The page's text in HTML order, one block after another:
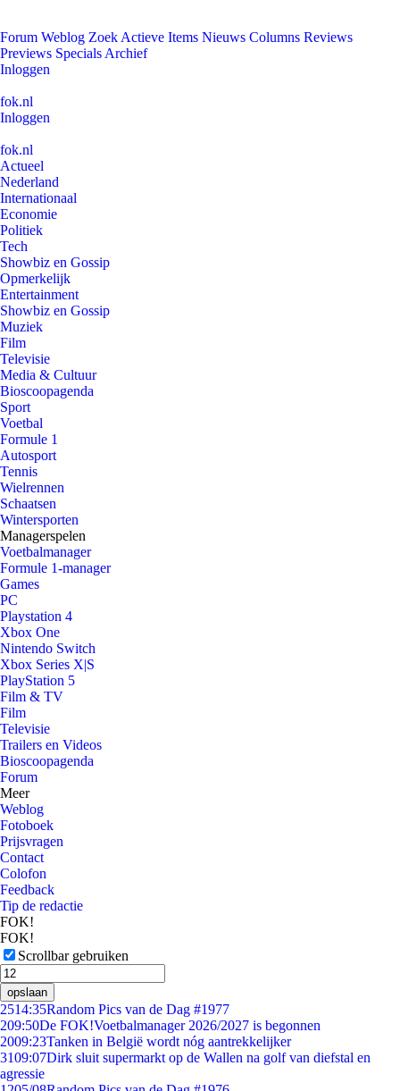
Forum Weblog Zoek Actieve Items Nieuws Columns Reviews
Previews Specials Archief
Inloggen
fok.nl
Inloggen
fok.nl
Actueel
Nederland
Internationaal
Economie
Politiek
Tech
Showbiz en Gossip
Opmerkelijk
Entertainment
Showbiz en Gossip
Muziek
Film
Televisie
Media & Cultuur
Bioscoopagenda
Sport
Voetbal
Formule 1
Autosport
Tennis
Wielrennen
Schaatsen
Wintersporten
Managerspelen
Voetbalmanager
Formule 1-manager
Games
PC
Playstation 4
Xbox One
Nintendo Switch
Xbox Series X|S
PlayStation 5
Film & TV
Film
Televisie
Trailers en Videos
Bioscoopagenda
Forum
Meer
Weblog
Fotoboek
Prijsvragen
Contact
Colofon
Feedback
Tip de redactie
FOK!
FOK!
Scrollbar gebruiken
opslaan
2514:35Random Pics van de Dag #1977
209:50De FOK!Voetbalmanager 2026/2027 is begonnen
2009:23Tanken in België wordt nóg aantrekkelijker
3109:07Dirk sluit supermarkt op de Wallen na golf van diefstal en
agressie